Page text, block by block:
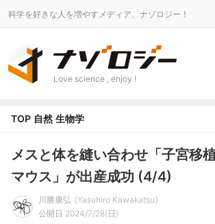
科学を好きな人を増やすメディア、ナゾロジー！
Love science , enjoy !
TOP 自然 生物学
メスと体を縫い合わせ「子宮移
マウス」が出産成功 (4/4)
川勝康弘
Yasuhiro Kawakatsu
公開日 2024/7/28(日)